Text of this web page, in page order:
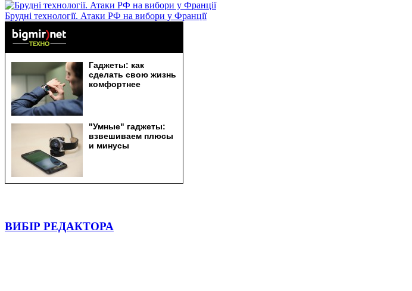
Брудні технології. Атаки РФ на вибори у Франції
ВИБІР РЕДАКТОРА